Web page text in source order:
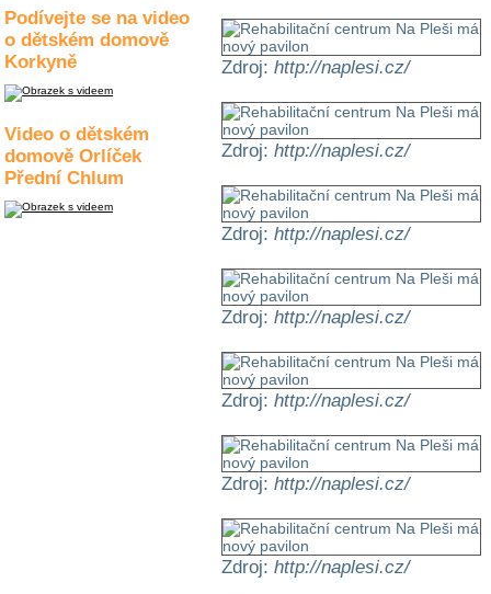
Podívejte se na video
o dětském domově
Korkyně
Video o dětském
domově Orlíček
Přední Chlum
Zdroj: http://naplesi.cz/
Zdroj: http://naplesi.cz/
Zdroj: http://naplesi.cz/
Zdroj: http://naplesi.cz/
Zdroj: http://naplesi.cz/
Zdroj: http://naplesi.cz/
Zdroj: http://naplesi.cz/